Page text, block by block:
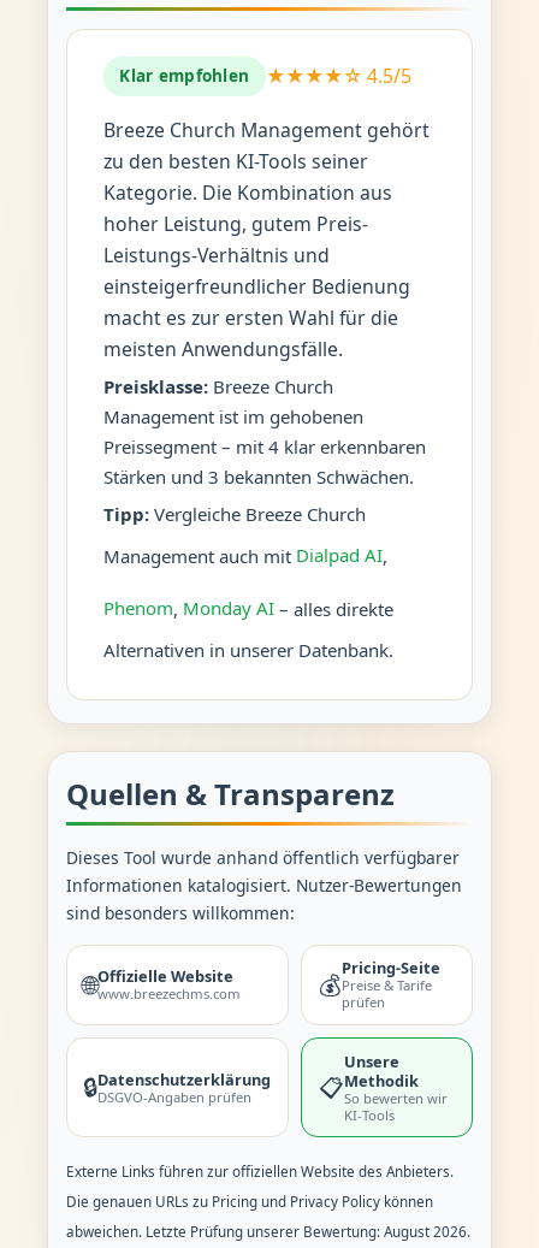
Klar empfohlen ★★★★☆ 4.5/5
Breeze Church Management gehört
zu den besten KI-Tools seiner
Kategorie. Die Kombination aus
hoher Leistung, gutem Preis-
Leistungs-Verhältnis und
einsteigerfreundlicher Bedienung
macht es zur ersten Wahl für die
meisten Anwendungsfälle.
Preisklasse:Breeze Church
Management ist im gehobenen
Preissegment – mit 4 klar erkennbaren
Stärken und 3 bekannten Schwächen.
Tipp:Vergleiche Breeze Church
Management auch mit Dialpad AI,
Phenom, Monday AI– alles direkte
Alternativen in unserer Datenbank.
Quellen & Transparenz
Dieses Tool wurde anhand öffentlich verfügbarer
Informationen katalogisiert. Nutzer-Bewertungen
sind besonders willkommen:
🌐Offizielle Website
www.breezechms.com 💰
Pricing-Seite
Preise & Tarife
prüfen
🔒Datenschutzerklärung
DSGVO-Angaben prüfen 📋
Unsere
Methodik
So bewerten wir
KI-Tools
Externe Links führen zur offiziellen Website des Anbieters.
Die genauen URLs zu Pricing und Privacy Policy können
abweichen. Letzte Prüfung unserer Bewertung: August 2026.